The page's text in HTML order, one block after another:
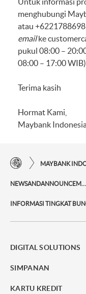
menghubungi
atau
emailke
pukul 08:00 –
08:00 – 17:00
Terima kasih
Hormat Kami,
Maybank
DIGITAL SOLUTIONS
SIMPANAN
KARTU KREDIT